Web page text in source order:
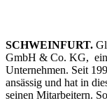
SCHWEINFURT.
GmbH & Co. KG, ein
Unternehmen. Seit
ansässig und hat in
seinen Mitarbeitern.